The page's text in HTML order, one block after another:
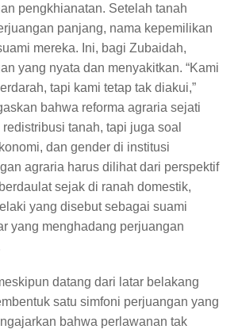
pengkhianatan. Setelah tanah
panjang, nama kepemilikan
mereka. Ini, bagi Zubaidah,
yang nyata dan menyakitkan. “Kami
tapi kami tetap tak diakui,”
bahwa reforma agraria sejati
tanah, tapi juga soal
dan gender di institusi
agraria harus dilihat dari perspektif
sejak di ranah domestik,
yang disebut sebagai suami
yang menghadang perjuangan
datang dari latar belakang
satu simfoni perjuangan yang
bahwa perlawanan tak